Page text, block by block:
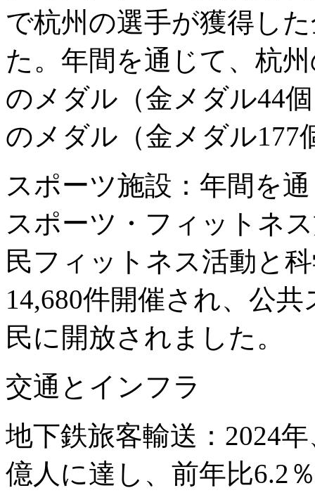
で杭州の選手が獲得し
た。年間を通じて、杭
のメダル（金メダル44
のメダル（金メダル177
スポーツ施設：年間を
スポーツ・フィットネ
民フィットネス活動と
14,680件開催され、公
民に開放されました。
交通とインフラ
地下鉄旅客輸送：2024
億人に達し、前年比6.2